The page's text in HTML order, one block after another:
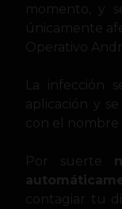
momento, y
únicamente
Operativo
La infección
aplicación y
con el nombre
Por suerte
contagiar tu